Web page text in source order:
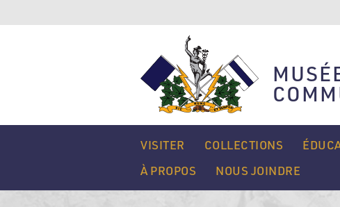
contenu
MAIN
VISITER COLLECTIONS
À PROPOS
NOUS JOINDRE